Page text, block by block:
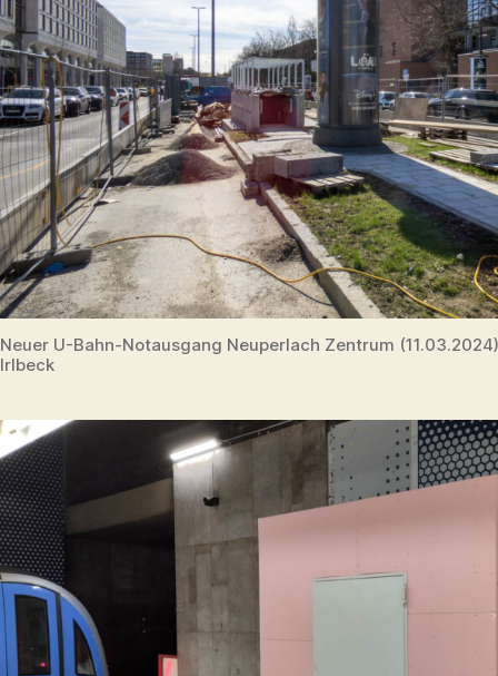
Neuer U-Bahn-Notausgang Neuperlach Zentrum
Irlbeck